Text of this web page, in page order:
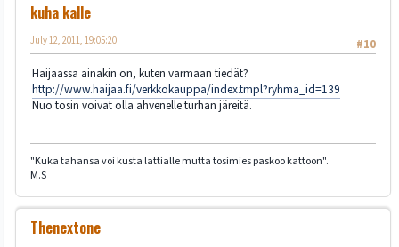
kuha kalle
#10
July 12, 2011, 19:05:20
Haijaassa ainakin on, kuten varmaan tiedät?
http://www.haijaa.fi/verkkokauppa/index.tmpl?ryhma_id=139
Nuo tosin voivat olla ahvenelle turhan järeitä.
"Kuka tahansa voi kusta lattialle mutta tosimies paskoo kattoon".
M.S
Thenextone